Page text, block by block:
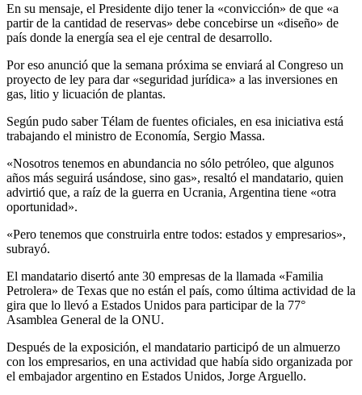
En su mensaje, el Presidente dijo tener la «convicción» de que «a
partir de la cantidad de reservas» debe concebirse un «diseño» de
país donde la energía sea el eje central de desarrollo.
Por eso anunció que la semana próxima se enviará al Congreso un
proyecto de ley para dar «seguridad jurídica» a las inversiones en
gas, litio y licuación de plantas.
Según pudo saber Télam de fuentes oficiales, en esa iniciativa está
trabajando el ministro de Economía, Sergio Massa.
«Nosotros tenemos en abundancia no sólo petróleo, que algunos
años más seguirá usándose, sino gas», resaltó el mandatario, quien
advirtió que, a raíz de la guerra en Ucrania, Argentina tiene «otra
oportunidad».
«Pero tenemos que construirla entre todos: estados y empresarios»,
subrayó.
El mandatario disertó ante 30 empresas de la llamada «Familia
Petrolera» de Texas que no están el país, como última actividad de la
gira que lo llevó a Estados Unidos para participar de la 77°
Asamblea General de la ONU.
Después de la exposición, el mandatario participó de un almuerzo
con los empresarios, en una actividad que había sido organizada por
el embajador argentino en Estados Unidos, Jorge Arguello.